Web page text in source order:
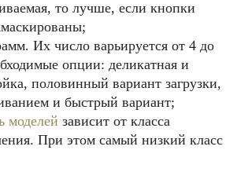
то лучше, если кнопки
Их число варьируется от 4 до
опции: деликатная и
половинный вариант загрузки,
и быстрый вариант;
моделей зависит от класса
При этом самый низкий класс